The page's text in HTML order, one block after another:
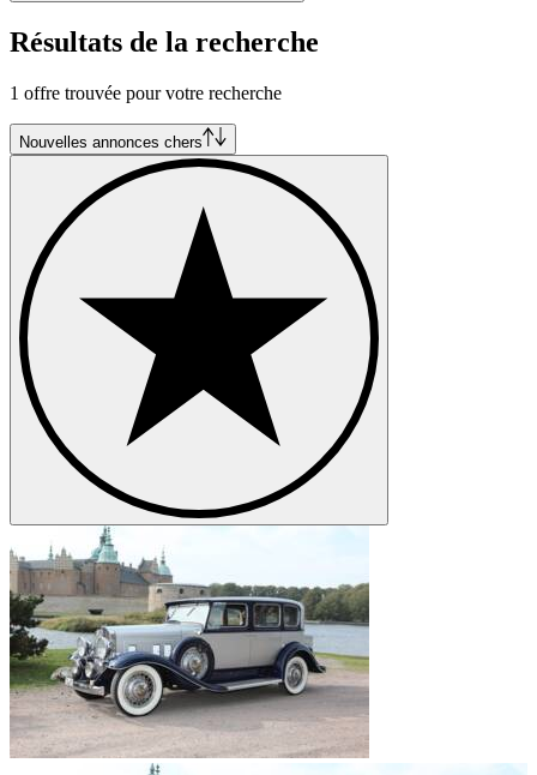
Résultats de la recherche
1 offre trouvée pour votre recherche
Nouvelles annonces chers